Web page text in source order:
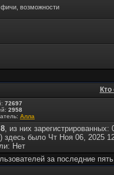
фичи, возможности
72697
2958
Алла
8, из них
) здесь было Чт Ноя 06, 2025
Нет
за последние